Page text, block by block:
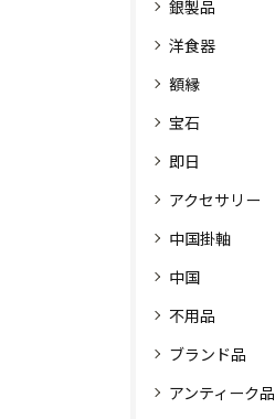
銀製品
洋食器
額縁
宝石
即日
アクセサリー
中国掛軸
中国
不用品
ブランド品
アンティーク品